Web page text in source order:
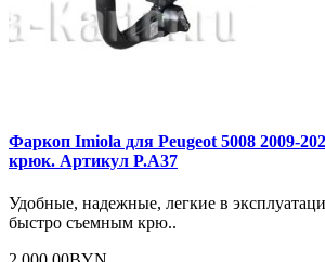
Фаркоп Imiola для Peugeot 5008 2009-
крюк. Артикул P.A37
Удобные, надежные, легкие в
быстро съемным крю..